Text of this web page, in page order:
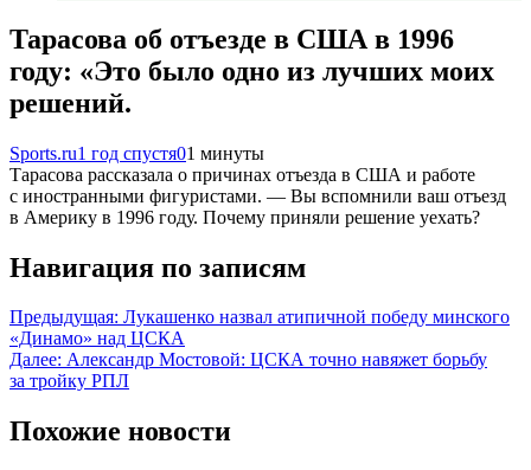
Тарасова об отъезде в США в 1996
году: «Это было одно из лучших моих
решений.
Sports.ru1 год спустя01 минуты
Тарасова рассказала о причинах отъезда в США и работе
с иностранными фигуристами. — Вы вспомнили ваш отъезд
в Америку в 1996 году. Почему приняли решение уехать?
Навигация по записям
Предыдущая: Лукашенко назвал атипичной победу минского
«Динамо» над ЦСКА
Далее: Александр Мостовой: ЦСКА точно навяжет борьбу
за тройку РПЛ
Похожие новости